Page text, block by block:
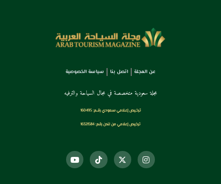
عن المجلة اتصل بنا سياسة الخصوصية
مجلة سعودية متخصصة في مجال السياحة والترفيه
ترخـيص إعـلامي سـعودي رقــم: 160495
ترخيص إعلامي من لندن رقم: 16321584